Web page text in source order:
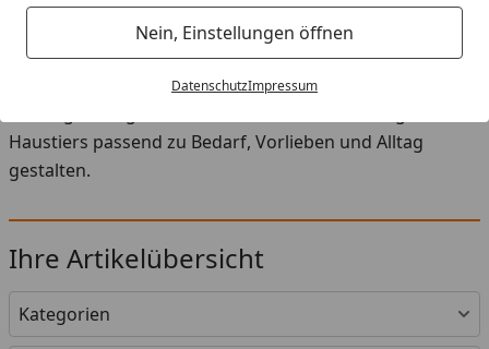
Nein, Einstellungen öffnen
DatenschutzImpressum
Kleintier Kleintierfutter Snacks
In der Kategorie Snacks für Kleintiere finden Sie eine
sorgfältig zusammengestellte Auswahl an Futter, Snacks
Haustiers passend zu Bedarf, Vorlieben und Alltag
gestalten.
Ihre Artikelübersicht
Kategorien